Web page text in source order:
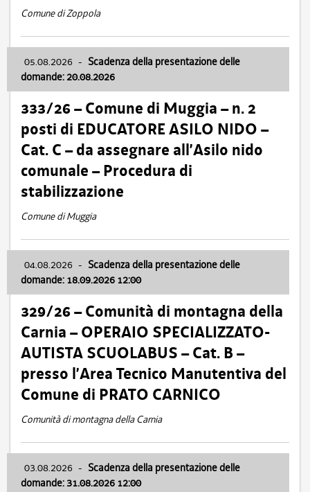
Comune di Zoppola
05.08.2026 - Scadenza della presentazione delle
domande: 20.08.2026
333/26 – Comune di Muggia – n. 2
posti di EDUCATORE ASILO NIDO –
Cat. C – da assegnare all’Asilo nido
comunale – Procedura di
stabilizzazione
Comune di Muggia
04.08.2026 - Scadenza della presentazione delle
domande: 18.09.2026 12:00
329/26 – Comunità di montagna della
Carnia – OPERAIO SPECIALIZZATO-
AUTISTA SCUOLABUS – Cat. B –
presso l’Area Tecnico Manutentiva del
Comune di PRATO CARNICO
Comunità di montagna della Carnia
03.08.2026 - Scadenza della presentazione delle
domande: 31.08.2026 12:00